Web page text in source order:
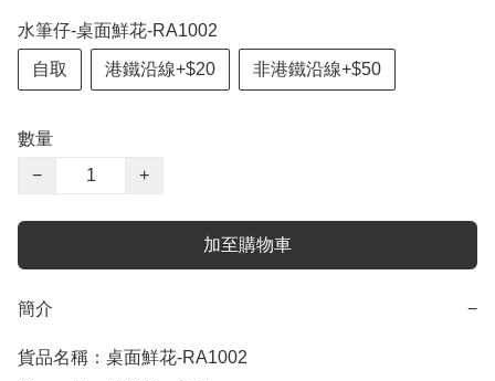
水筆仔-桌面鮮花-RA1002
自取 港鐵沿線+$20 非港鐵沿線+$50
數量
−
+
加至購物車
簡介 −
貨品名稱：桌面鮮花-RA1002